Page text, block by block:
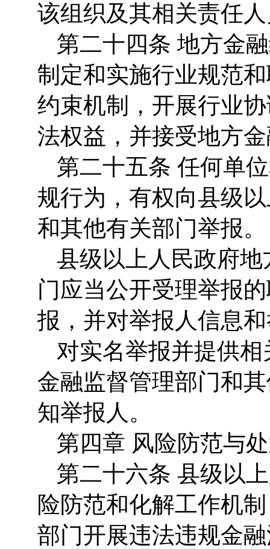
该组织及其相关责任
第二十四条 地方金
制定和实施行业规范
约束机制，开展行业
法权益，并接受地方
第二十五条 任何单
规行为，有权向县级
和其他有关部门举报。
县级以上人民政府
门应当公开受理举报
报，并对举报人信息
对实名举报并提供
金融监督管理部门和
知举报人。
第四章 风险防范与
第二十六条 县级以
险防范和化解工作机
部门开展违法违规金